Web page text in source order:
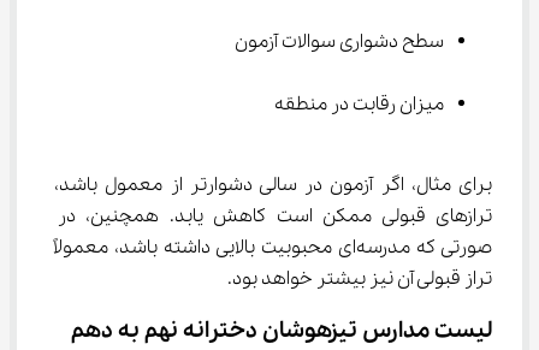
سطح دشواری سوالات آزمون
میزان رقابت در منطقه
برای مثال، اگر آزمون در سالی دشوارتر از معمول باشد،
ترازهای قبولی ممکن است کاهش یابد. همچنین، در
صورتی که مدرسه‌ای محبوبیت بالایی داشته باشد، معمولاً
تراز قبولی آن نیز بیشتر خواهد بود.
لیست مدارس تیزهوشان دخترانه نهم به دهم